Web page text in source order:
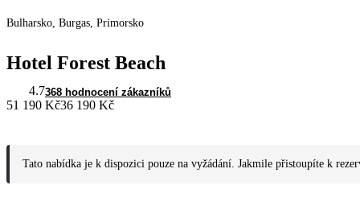
Bulharsko, Burgas, Primorsko
Hotel Forest Beach
4.7368 hodnocení zákazníků
51 190 Kč36 190 Kč
Tato nabídka je k dispozici pouze na vyžádání. Jakmile přistoupíte k